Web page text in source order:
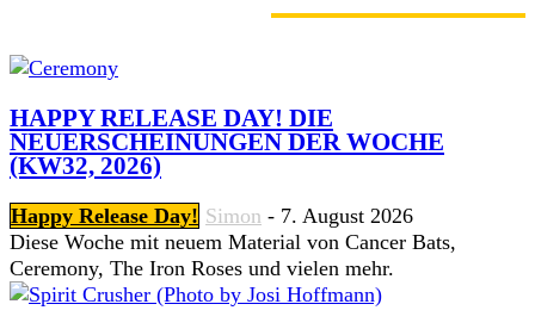
HAPPY RELEASE DAY! DIE
NEUERSCHEINUNGEN DER WOCHE
(KW32, 2026)
Happy Release Day! Simon - 7. August 2026
Diese Woche mit neuem Material von Cancer Bats,
Ceremony, The Iron Roses und vielen mehr.